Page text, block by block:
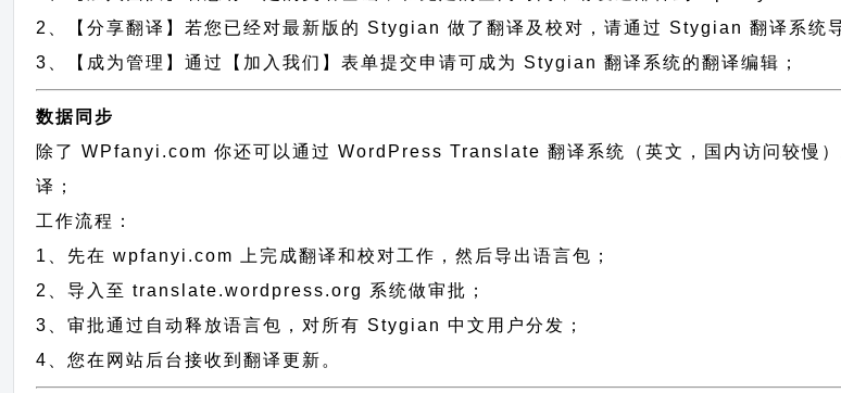
2、【分享翻译】若您已经对最新版的 Stygian 做了翻译及校对，请通过 Stygian 翻译系统
3、【成为管理】通过【加入我们】表单提交申请可成为 Stygian 翻译系统的翻译编辑；
数据同步
除了 WPfanyi.com 你还可以通过WordPress Translate 翻译系统（英文，国内访问较
译；
工作流程：
1、先在 wpfanyi.com 上完成翻译和校对工作，然后导出语言包；
2、导入至 translate.wordpress.org 系统做审批；
3、审批通过自动释放语言包，对所有 Stygian 中文用户分发；
4、您在网站后台接收到翻译更新。